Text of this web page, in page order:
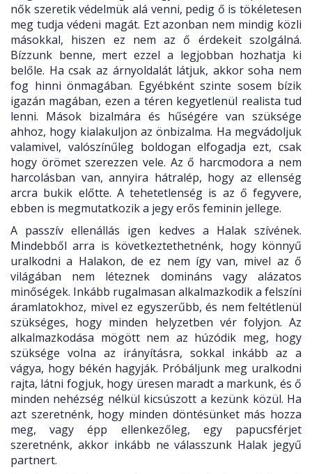
nők szeretik védelmük alá venni, pedig ő is tökéletesen
meg tudja védeni magát. Ezt azonban nem mindig közli
másokkal, hiszen ez nem az ő érdekeit szolgálná.
Bízzunk benne, mert ezzel a legjobban hozhatja ki
belőle. Ha csak az árnyoldalát látjuk, akkor soha nem
fog hinni önmagában. Egyébként szinte sosem bízik
igazán magában, ezen a téren kegyetlenül realista tud
lenni. Mások bizalmára és hűségére van szüksége
ahhoz, hogy kialakuljon az önbizalma. Ha megvádoljuk
valamivel, valószínűleg boldogan elfogadja ezt, csak
hogy örömet szerezzen vele. Az ő harcmodora a nem
harcolásban van, annyira hátralép, hogy az ellenség
arcra bukik előtte. A tehetetlenség is az ő fegyvere,
ebben is megmutatkozik a jegy erős feminin jellege.
A passzív ellenállás igen kedves a Halak szívének.
Mindebből arra is következtethetnénk, hogy könnyű
uralkodni a Halakon, de ez nem így van, mivel az ő
világában nem léteznek domináns vagy alázatos
minőségek. Inkább rugalmasan alkalmazkodik a felszíni
áramlatokhoz, mivel ez egyszerűbb, és nem feltétlenül
szükséges, hogy minden helyzetben vér folyjon. Az
alkalmazkodása mögött nem az húzódik meg, hogy
szüksége volna az irányításra, sokkal inkább az a
vágya, hogy békén hagyják. Próbáljunk meg uralkodni
rajta, látni fogjuk, hogy üresen maradt a markunk, és ő
minden nehézség nélkül kicsúszott a kezünk közül. Ha
azt szeretnénk, hogy minden döntésünket más hozza
meg, vagy épp ellenkezőleg, egy papucsférjet
szeretnénk, akkor inkább ne válasszunk Halak jegyű
partnert.